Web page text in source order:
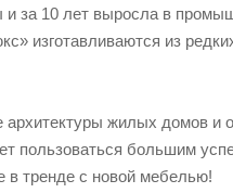
за 10 лет выросла в
изготавливаются из
жилых домов и
пользоваться большим
в тренде с новой мебелью!